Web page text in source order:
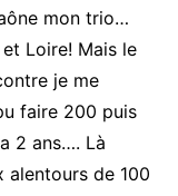
mon trio…
Loire! Mais le
je me
faire 200 puis
2 ans…. Là
alentours de 100